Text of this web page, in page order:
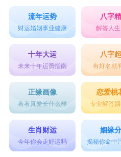
流年运势
财运婚姻事业健康
八字
解答人
十年大运
未来十年运势指南
八字
有好名就
正缘画像
看看真爱长什么样
恋爱桃
专业解答
生肖财运
今年你会走好运吗
姻缘
揭秘你命中